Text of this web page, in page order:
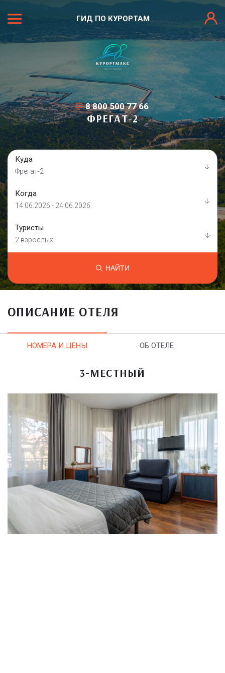
ГИД ПО КУРОРТАМ
8 800 500 77 66
ФРЕГАТ-2
Куда
Фрегат-2
Когда
14.06.2026 - 24.06.2026
Туристы
2 взрослых
НАЙТИ
ОПИСАНИЕ ОТЕЛЯ
НОМЕРА И ЦЕНЫ ОБ ОТЕЛЕ
3-МЕСТНЫЙ